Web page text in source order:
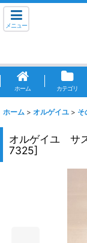
メニュー
ホーム カテゴリ
ホーム > オルゲイユ > そ
オルゲイユ サ
7325]